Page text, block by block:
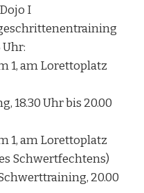
I
Uhr:
1, am Lorettoplatz
18.30 Uhr bis 20.00
1, am Lorettoplatz
Schwertfechtens)
20.00